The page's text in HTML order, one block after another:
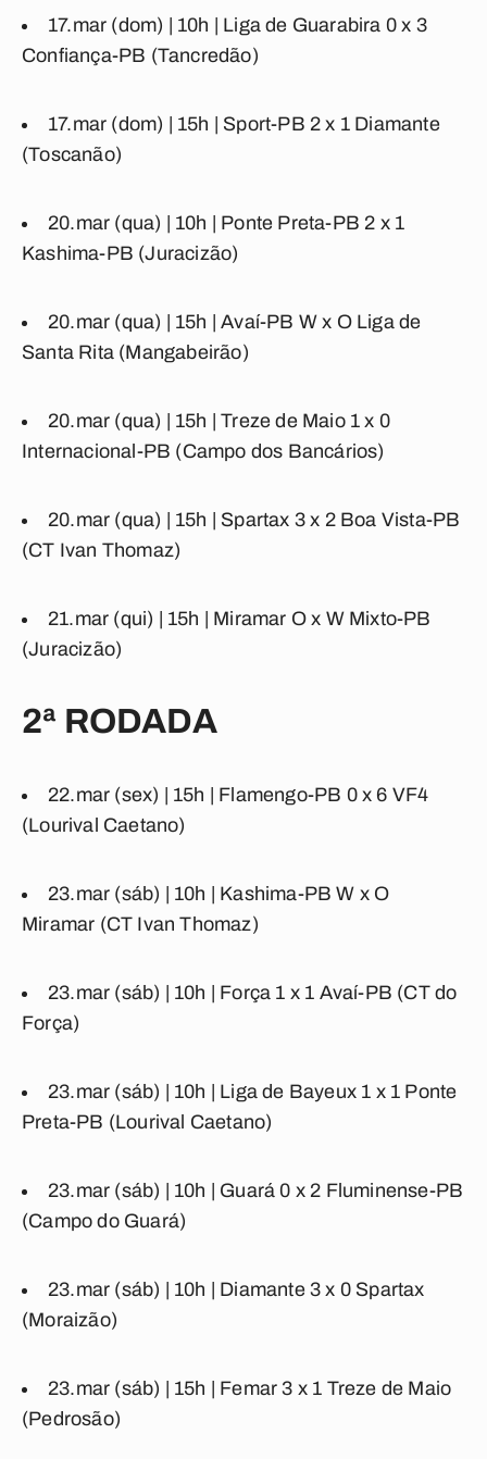
17.mar (dom) | 10h | Liga de Guarabira 0 x 3
Confiança-PB (Tancredão)
17.mar (dom) | 15h | Sport-PB 2x 1 Diamante
(Toscanão)
20.mar (qua) | 10h | Ponte Preta-PB 2 x1
Kashima-PB (Juracizão)
20.mar (qua) | 15h |Avaí-PB Wx OLiga de
Santa Rita (Mangabeirão)
20.mar (qua) | 15h |Treze de Maio 1 x 0
Internacional-PB (Campo dos Bancários)
20.mar (qua) | 15h | Spartax 3 x 2Boa Vista-PB
(CT Ivan Thomaz)
21.mar (qui) | 15h | Miramar Ox WMixto-PB
(Juracizão)
2ª RODADA
22.mar (sex) | 15h | Flamengo-PB 0x6 VF4
(Lourival Caetano)
23.mar (sáb) | 10h | Kashima-PB W x O
Miramar (CT Ivan Thomaz)
23.mar (sáb) | 10h | Força 1 x 1 Avaí-PB (CT do
Força)
23.mar (sáb) | 10h | Liga de Bayeux 1 x1 Ponte
Preta-PB (Lourival Caetano)
23.mar (sáb) | 10h | Guará0 x 2 Fluminense-PB
(Campo do Guará)
23.mar (sáb) | 10h | Diamante 3x 0 Spartax
(Moraizão)
23.mar (sáb) | 15h | Femar 3 x 1 Treze de Maio
(Pedrosão)